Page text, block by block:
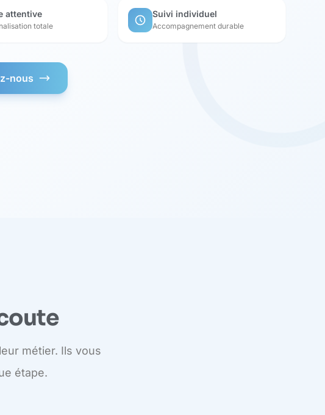
attentive
totale
Suivi individuel
Accompagnement durable
nous
métier. Ils vous
étape.